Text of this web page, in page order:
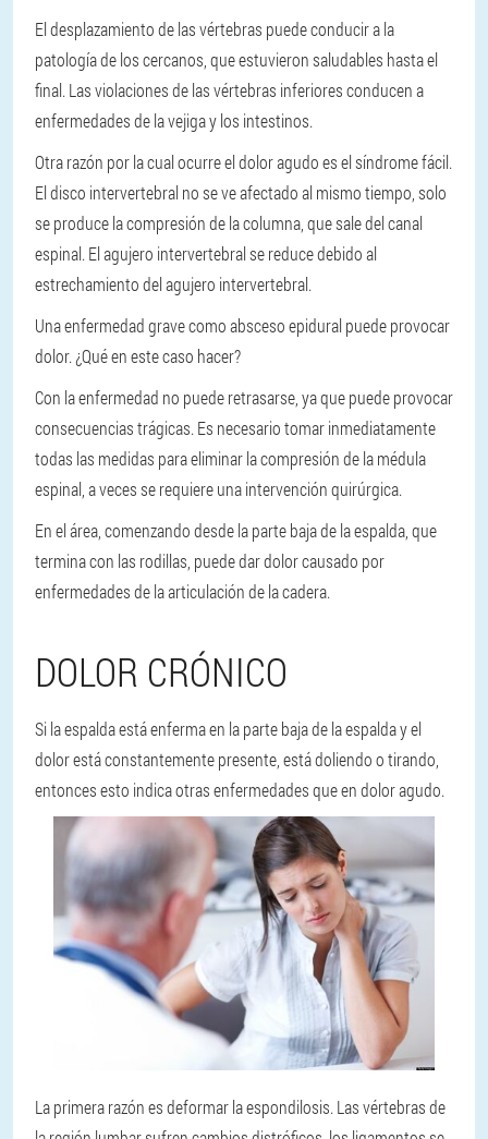
El desplazamiento de las vértebras puede conducir a la
patología de los cercanos, que estuvieron saludables hasta el
final. Las violaciones de las vértebras inferiores conducen a
enfermedades de la vejiga y los intestinos.
Otra razón por la cual ocurre el dolor agudo es el síndrome fácil.
El disco intervertebral no se ve afectado al mismo tiempo, solo
se produce la compresión de la columna, que sale del canal
espinal. El agujero intervertebral se reduce debido al
estrechamiento del agujero intervertebral.
Una enfermedad grave como absceso epidural puede provocar
dolor. ¿Qué en este caso hacer?
Con la enfermedad no puede retrasarse, ya que puede provocar
consecuencias trágicas. Es necesario tomar inmediatamente
todas las medidas para eliminar la compresión de la médula
espinal, a veces se requiere una intervención quirúrgica.
En el área, comenzando desde la parte baja de la espalda, que
termina con las rodillas, puede dar dolor causado por
enfermedades de la articulación de la cadera.
DOLOR CRÓNICO
Si la espalda está enferma en la parte baja de la espalda y el
dolor está constantemente presente, está doliendo o tirando,
entonces esto indica otras enfermedades que en dolor agudo.
La primera razón es deformar la espondilosis. Las vértebras de